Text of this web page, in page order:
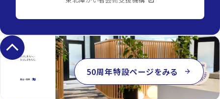
keyboard_arrow_up
50周年特設ページをみる arrow_forward